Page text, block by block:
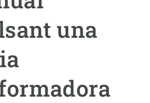
una